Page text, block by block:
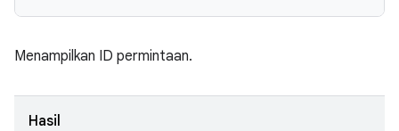
Menampilkan ID permintaan.
Hasil